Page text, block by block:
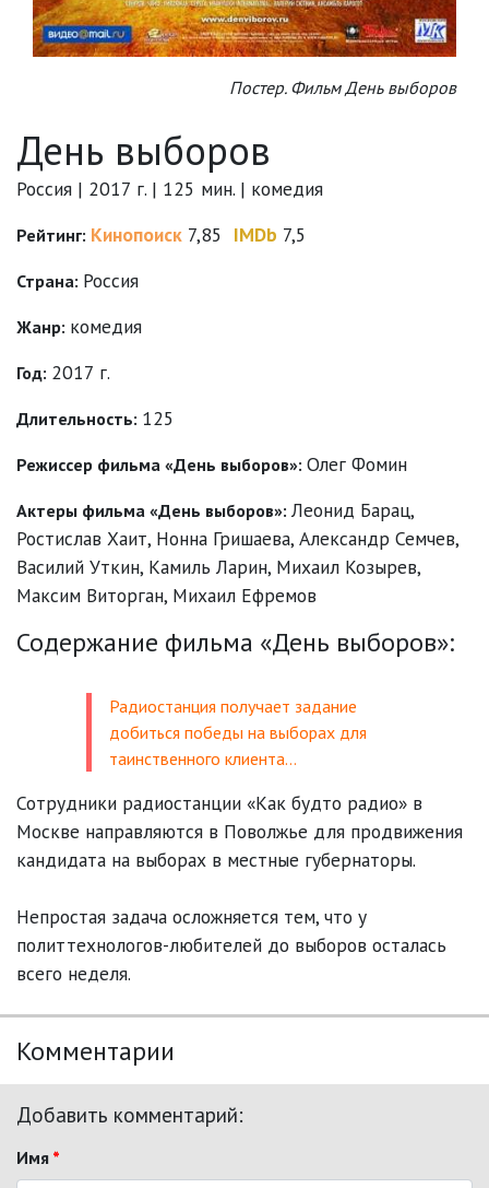
Постер. Фильм День выборов
День выборов
Россия | 2017 г. | 125 мин. | комедия
Рейтинг: Кинопоиск 7,85 IMDb 7,5
Страна: Россия
Жанр: комедия
Год: 2017 г.
Длительность: 125
Режиссер фильма «День выборов»: Олег Фомин
Актеры фильма «День выборов»: Леонид Барац,
Ростислав Хаит, Нонна Гришаева, Александр Семчев,
Василий Уткин, Камиль Ларин, Михаил Козырев,
Максим Виторган, Михаил Ефремов
Содержание фильма «День выборов»:
Радиостанция получает задание
добиться победы на выборах для
таинственного клиента…
Сотрудники радиостанции «Как будто радио» в
Москве направляются в Поволжье для продвижения
кандидата на выборах в местные губернаторы.
Непростая задача осложняется тем, что у
политтехнологов-любителей до выборов осталась
всего неделя.
Комментарии
Добавить комментарий:
Имя *